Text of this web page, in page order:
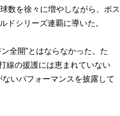
数を徐々に増やしながら、ポス
ドシリーズ連覇に導いた。
全開”とはならなかった。た
線の援護には恵まれていない
いパフォーマンスを披露して